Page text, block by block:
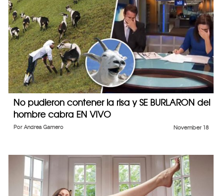
No pudieron contener la risa y SE BURLARON del
hombre cabra EN VIVO
November 18
Por Andrea Gamero